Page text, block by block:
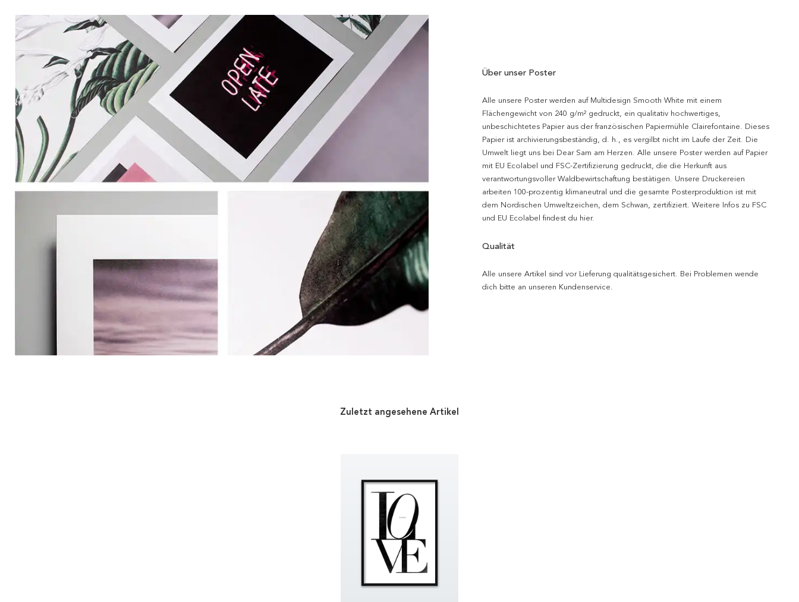
Über unser Poster
Alle unsere Poster werden auf Multidesign Smooth White mit einem
Flächengewicht von 240 g/m² gedruckt, ein qualitativ hochwertiges,
unbeschichtetes Papier aus der französischen Papiermühle Clairefontaine. Dieses
Papier ist archivierungsbeständig, d. h., es vergilbt nicht im Laufe der Zeit. Die
Umwelt liegt uns bei Dear Sam am Herzen. Alle unsere Poster werden auf Papier
mit EU Ecolabel und FSC-Zertifizierung gedruckt, die die Herkunft aus
verantwortungsvoller Waldbewirtschaftung bestätigen. Unsere Druckereien
arbeiten 100-prozentig klimaneutral und die gesamte Posterproduktion ist mit
dem Nordischen Umweltzeichen, dem Schwan, zertifiziert. Weitere Infos zu FSC
und EU Ecolabel findest du hier.
Qualität
Alle unsere Artikel sind vor Lieferung qualitätsgesichert. Bei Problemen wende
dich bitte an unseren Kundenservice.
Zuletzt angesehene Artikel